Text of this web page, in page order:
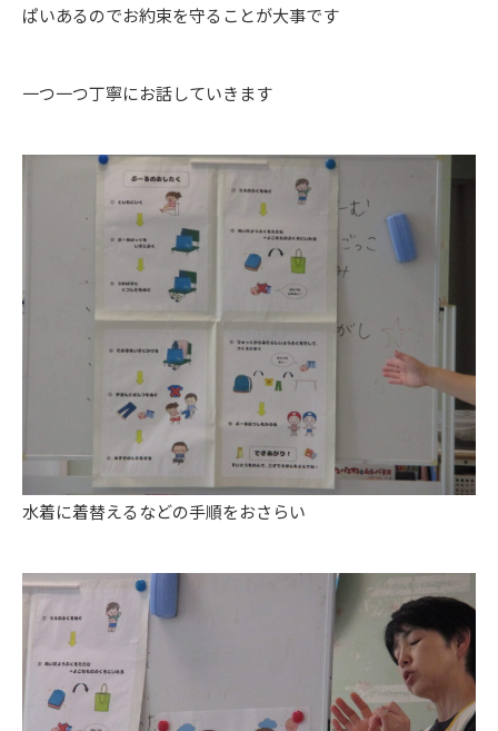
ぱいあるのでお約束を守ることが大事です
一つ一つ丁寧にお話していきます
水着に着替えるなどの手順をおさらい